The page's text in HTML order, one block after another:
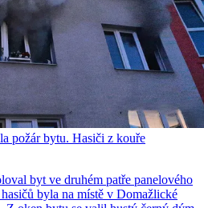
požár bytu. Hasiči z kouře
byt ve druhém patře panelového
byla na místě v Domažlické